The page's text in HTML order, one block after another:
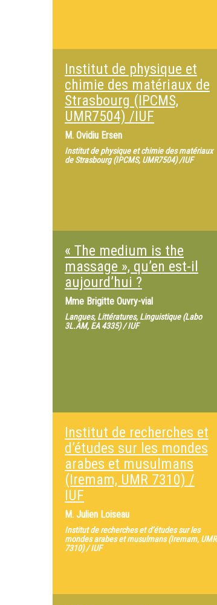
Institut de physique et
chimie des matériaux de
Strasbourg (IPCMS,
UMR7504) /IUF
M. Ovidiu Ersen
Institut de physique et chimie des matériaux
de Strasbourg (IPCMS, UMR7504) /IUF
« The medium is the
massage », qu’en est-il
aujourd’hui ?
Mme Brigitte Ouvry-vial
Langues, Littératures, Linguistique (Labo
3L.AM, EA 4335) / IUF
Institut de recherches et
d’études sur les mondes
arabes et musulmans
(Iremam, UMR 7310) /
IUF
M. Julien Loiseau
Institut de recherches et d’études sur les
mondes arabes et musulmans (Iremam, UMR
7310) / IUF